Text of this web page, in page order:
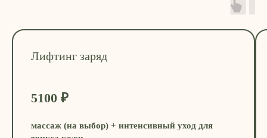
Лифтинг заряд
5100 ₽
массаж (на выбор) + интенсивный уход для